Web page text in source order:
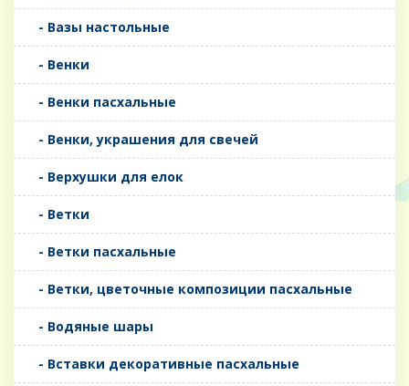
- Вазы настольные
- Венки
- Венки пасхальные
- Венки, украшения для свечей
- Верхушки для елок
- Ветки
- Ветки пасхальные
- Ветки, цветочные композиции пасхальные
- Водяные шары
- Вставки декоративные пасхальные